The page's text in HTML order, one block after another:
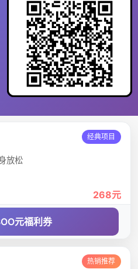
经典项目
放松
268元
元福利券
热销推荐